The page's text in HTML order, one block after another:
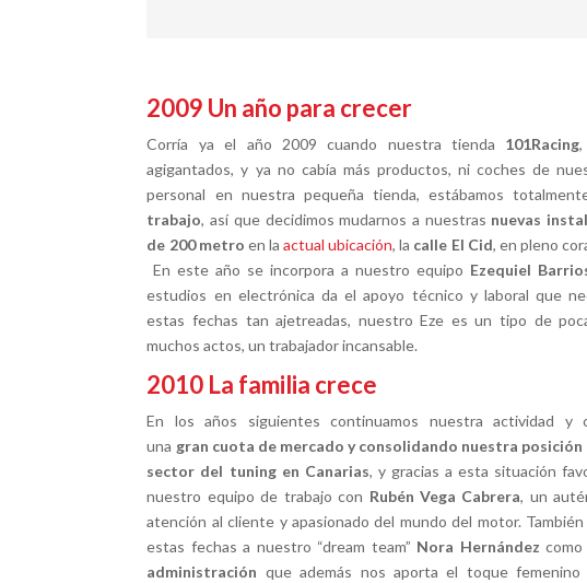
2009 Un año para crecer
Corría ya el año 2009 cuando nuestra tienda 101Racing
agigantados, y ya no cabía más productos, ni coches de
personal en nuestra pequeña tienda, estábamos
trabajo, así que decidimos mudarnos a nuestras nuevas
de 200 metro en laactual ubicación, la calle El Cid, en pleno
En este año se incorpora a nuestro equipo Ezequiel
estudios en electrónica da el apoyo técnico y laboral que
estas fechas tan ajetreadas, nuestro Eze es un tipo de
muchos actos, un trabajador incansable.
2010 La familia crece
En los años siguientes continuamos nuestra actividad y
una gran cuota de mercado y consolidando nuestra
sector del tuning en Canarias, y gracias a esta situación
nuestro equipo de trabajo con Rubén Vega Cabrera, un
atención al cliente y apasionado del mundo del motor.
estas fechas a nuestro “dream team” Nora Hernández como
administración que además nos aporta el toque